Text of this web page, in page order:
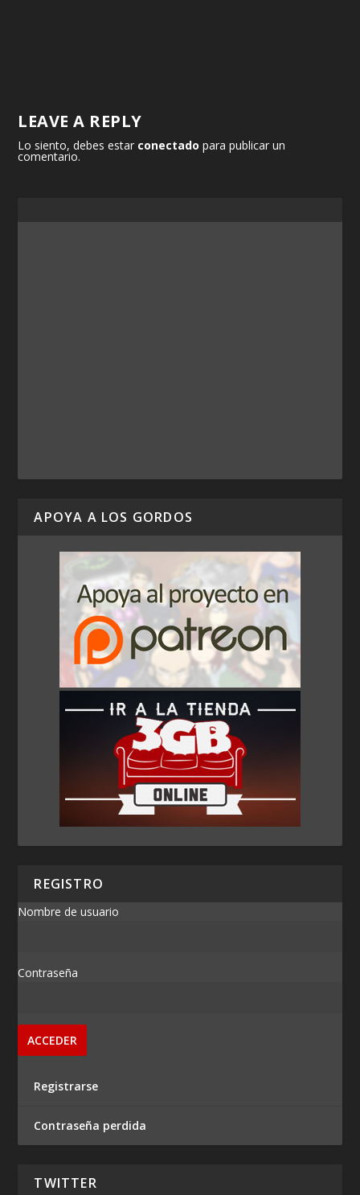
LEAVE A REPLY
Lo siento, debes estar conectado para publicar un
comentario.
APOYA A LOS GORDOS
REGISTRO
Nombre de usuario
Contraseña
Registrarse
Contraseña perdida
TWITTER